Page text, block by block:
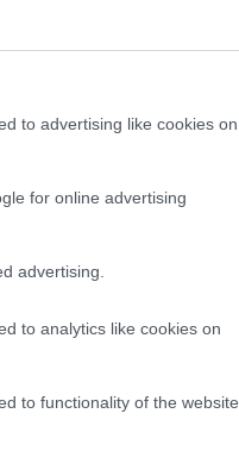
to advertising like cookies on
for online advertising
advertising.
to analytics like cookies on
to functionality of the website
ροής
και έχει μια φωνή
ποπ. Και δεν
που έδιναν μια
με τη ραπ
γι’ αυτό.
που σου δίνει. Η
την αίσθηση της
μόνο στον
αφηγηματικό,
τρόπος που
Πώς να μην